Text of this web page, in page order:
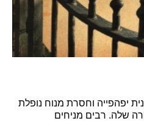
יפהפייה וחסרת מנוח נופלת
שלה. רבים מניחים